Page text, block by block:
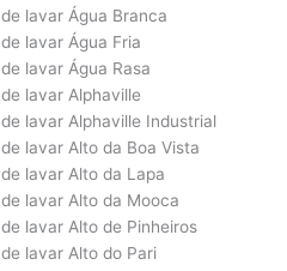
lavar Água Branca
lavar Água Fria
lavar Água Rasa
lavar Alphaville
lavar Alphaville Industrial
lavar Alto da Boa Vista
lavar Alto da Lapa
lavar Alto da Mooca
lavar Alto de Pinheiros
lavar Alto do Pari